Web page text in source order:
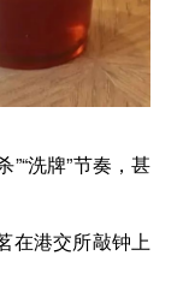
洗牌”节奏，甚
在港交所敲钟上